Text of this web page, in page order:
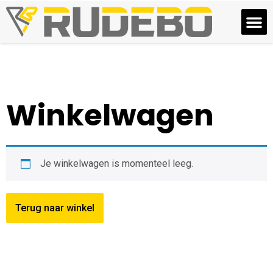
Winkelwagen
Je winkelwagen is momenteel leeg.
Terug naar winkel